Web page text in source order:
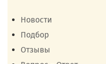
Новости
Подбор
Отзывы